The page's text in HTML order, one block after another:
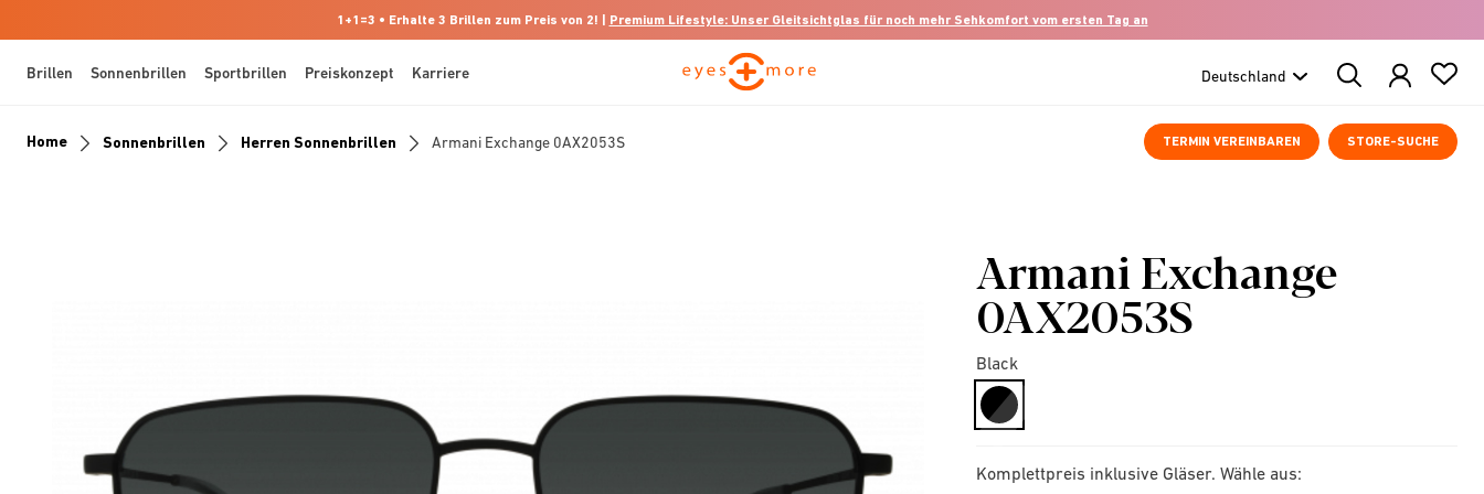
1+1=3 • Erhalte 3 Brillen zum Preis von 2! | Premium Lifestyle: Unser Gleitsichtglas für noch mehr Sehkomfort vom ersten Tag an
Brillen Sonnenbrillen Sportbrillen Preiskonzept Karriere
Search
Products
TERMIN VEREINBAREN STORE-SUCHE
Home Sonnenbrillen Herren Sonnenbrillen Armani Exchange 0AX2053S
Armani Exchange
0AX2053S
Black
selected
Komplettpreis inklusive Gläser. Wähle aus: